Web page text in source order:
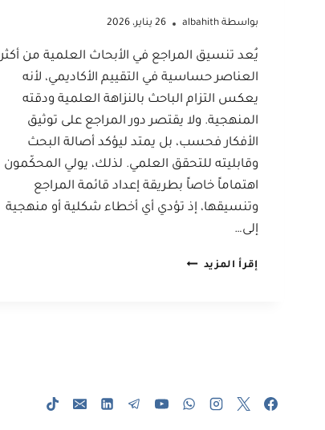
بواسطة albahith 26 يناير، 2026
يُعد تنسيق المراجع في الأبحاث العلمية من أكثر
العناصر حساسية في التقييم الأكاديمي، لأنه
يعكس التزام الباحث بالنزاهة العلمية ودقته
المنهجية. ولا يقتصر دور المراجع على توثيق
الأفكار فحسب، بل يمتد ليؤكد أصالة البحث
وقابليته للتحقق العلمي. لذلك، يولي المحكّمون
اهتماماً خاصاً بطريقة إعداد قائمة المراجع
وتنسيقها، إذ تؤدي أي أخطاء شكلية أو منهجية
إلى…
إقرأ المزيد خطوات
المعايير
الأكاديمية